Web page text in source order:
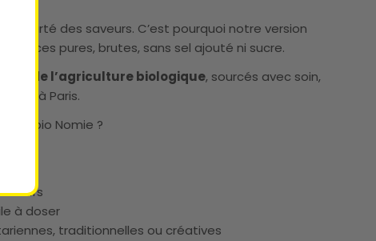
la clarté des saveurs. C’est pourquoi notre version
épices pures, brutes, sans sel ajouté ni sucre.
issus de l’agriculture biologique, sourcés avec soin,
à Paris.
bio Nomie ?
à doser
traditionnelles ou créatives